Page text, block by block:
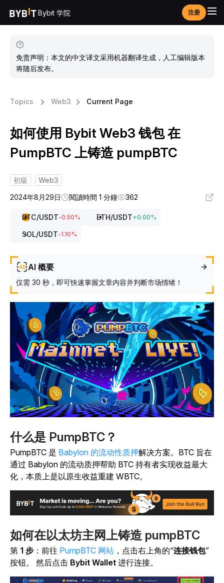
Bybit 学院 注册
免责声明：本文的中文译文采用机器翻译生成，人工编辑版本
将随后发布。
Topics Web3 Current Page
如何使用 Bybit Web3 钱包 在
PumpBTC 上铸造 pumpBTC
初級
Web3
2024年8月29日
閱讀時間 1 分鐘 362
BTC/USDT-0.50% ETH/USDT+0.00%
SOL/USDT-1.10%
AI 概要
仅需 30 秒，即可快速掌握文章内容并判断市场情绪！
什么是 PumpBTC？
PumpBTC 是 Babylon 的流动性质押解决方案。BTC 旨在
通过 Babylon 的流动质押帮助 BTC 持有者实现收益最大
化，本质上是以原生收益重建 WBTC。
如何在以太坊主网上铸造 pumpBTC
第 1 步 ： 前往 PumpBTC 网站 ，点击右上角的“连接钱包”
按钮。
然后点击 Bybit Wallet 进行连接。